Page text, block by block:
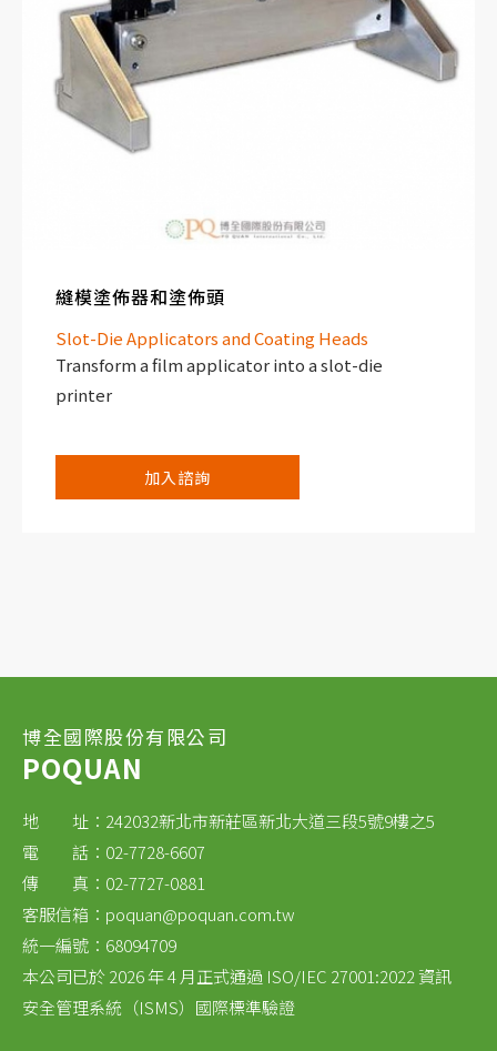
縫模塗佈器和塗佈頭
Slot-Die Applicators and Coating Heads
Transform a film applicator into a slot-die
printer
加入諮詢
博全國際股份有限公司
POQUAN
地 址：242032新北市新莊區新北大道三段5號9樓之5
電 話：02-7728-6607
傳 真：02-7727-0881
客服信箱： poquan@poquan.com.tw
統一編號：68094709
本公司已於 2026 年 4 月正式通過 ISO/IEC 27001:2022 資訊
安全管理系統（ISMS）國際標準驗證